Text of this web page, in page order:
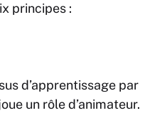
principes :
d’apprentissage par
un rôle d’animateur.